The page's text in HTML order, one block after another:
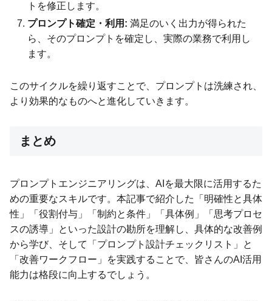
トを修正します。
プロンプト確定・利用: 満足のいく出力が得られた
ら、そのプロンプトを確定し、実際の業務で利用し
ます。
このサイクルを繰り返すことで、プロンプトは洗練され、
より効果的なものへと進化していきます。
まとめ
プロンプトエンジニアリングは、AIを最大限に活用するた
めの重要なスキルです。本記事で紹介した「明確性と具体
性」「役割付与」「制約と条件」「具体例」「思考プロセ
スの誘導」といった設計の勘所を理解し、具体的な改善例
から学び、そして「プロンプト設計チェックリスト」と
「改善ワークフロー」を実践することで、皆さんのAI活用
能力は格段に向上するでしょう。